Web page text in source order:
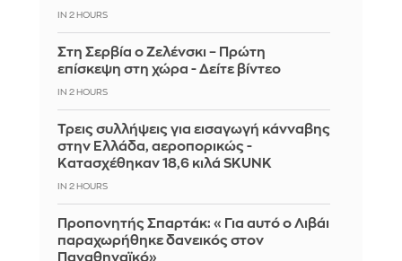
IN 2 HOURS
Στη Σερβία ο Ζελένσκι – Πρώτη
επίσκεψη στη χώρα - Δείτε βίντεο
IN 2 HOURS
Τρεις συλλήψεις για εισαγωγή κάνναβης
στην Ελλάδα, αεροπορικώς -
Κατασχέθηκαν 18,6 κιλά SKUNK
IN 2 HOURS
Προπονητής Σπαρτάκ: «Για αυτό ο Λιβάι
παραχωρήθηκε δανεικός στον
Παναθηναϊκό»